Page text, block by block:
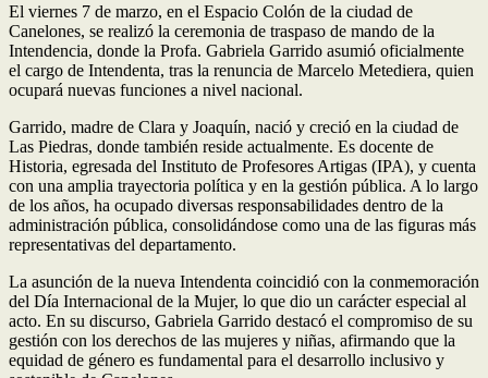
El viernes 7 de marzo, en el Espacio Colón de la ciudad de
Canelones, se realizó la ceremonia de traspaso de mando de la
Intendencia, donde la Profa. Gabriela Garrido asumió oficialmente
el cargo de Intendenta, tras la renuncia de Marcelo Metediera, quien
ocupará nuevas funciones a nivel nacional.
Garrido, madre de Clara y Joaquín, nació y creció en la ciudad de
Las Piedras, donde también reside actualmente. Es docente de
Historia, egresada del Instituto de Profesores Artigas (IPA), y cuenta
con una amplia trayectoria política y en la gestión pública. A lo largo
de los años, ha ocupado diversas responsabilidades dentro de la
administración pública, consolidándose como una de las figuras más
representativas del departamento.
La asunción de la nueva Intendenta coincidió con la conmemoración
del Día Internacional de la Mujer, lo que dio un carácter especial al
acto. En su discurso, Gabriela Garrido destacó el compromiso de su
gestión con los derechos de las mujeres y niñas, afirmando que la
equidad de género es fundamental para el desarrollo inclusivo y